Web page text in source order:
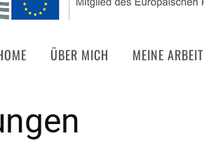
ÜBER MICH MEINE ARBEIT